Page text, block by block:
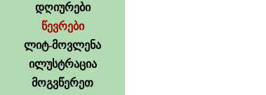
დღიურები
წევრები
ლიტ-მოვლენა
ილუსტრაცია
მოგვწერეთ